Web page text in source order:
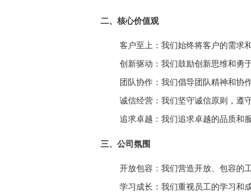
二、核心价值观
客户至上 ：我们始终将客户的需求
创新驱动 ：我们鼓励创新思维和勇
团队协作 ：我们倡导团队精神和协
诚信经营 ：我们坚守诚信原则，遵
追求卓越 ：我们追求卓越的品质和
三、公司氛围
开放包容 ：我们营造开放、包容的
学习成长 ：我们重视员工的学习和